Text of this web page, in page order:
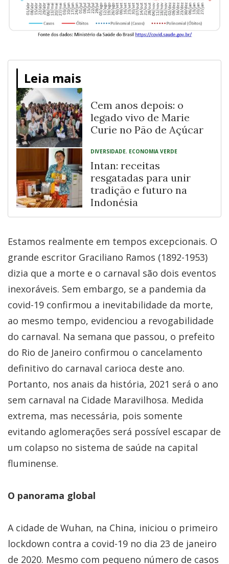
Leia mais
Cem anos depois: o
legado vivo de Marie
Curie no Pão de Açúcar
DIVERSIDADE, ECONOMIA VERDE
Intan: receitas
resgatadas para unir
tradição e futuro na
Indonésia
Estamos realmente em tempos excepcionais. O
grande escritor Graciliano Ramos (1892-1953)
dizia que a morte e o carnaval são dois eventos
inexoráveis. Sem embargo, se a pandemia da
covid-19 confirmou a inevitabilidade da morte,
ao mesmo tempo, evidenciou a revogabilidade
do carnaval. Na semana que passou, o prefeito
do Rio de Janeiro confirmou o cancelamento
definitivo do carnaval carioca deste ano.
Portanto, nos anais da história, 2021 será o ano
sem carnaval na Cidade Maravilhosa. Medida
extrema, mas necessária, pois somente
evitando aglomerações será possível escapar de
um colapso no sistema de saúde na capital
fluminense.
O panorama global
A cidade de Wuhan, na China, iniciou o primeiro
lockdown contra a covid-19 no dia 23 de janeiro
de 2020. Mesmo com pequeno número de casos